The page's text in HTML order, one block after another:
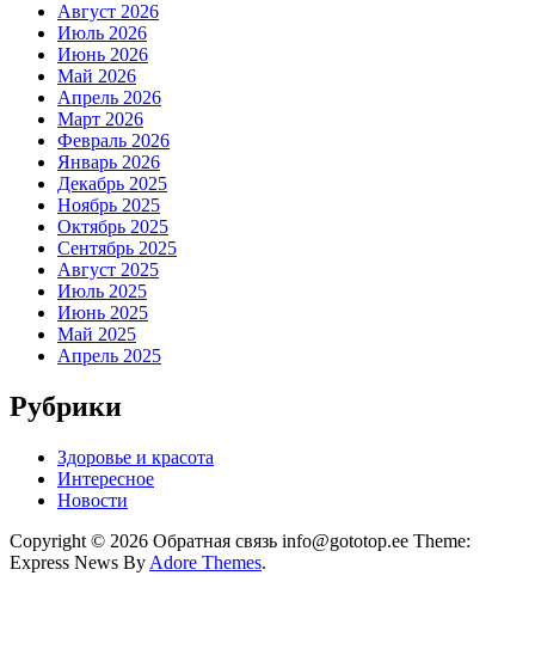
Август 2026
Июль 2026
Июнь 2026
Май 2026
Апрель 2026
Март 2026
Февраль 2026
Январь 2026
Декабрь 2025
Ноябрь 2025
Октябрь 2025
Сентябрь 2025
Август 2025
Июль 2025
Июнь 2025
Май 2025
Апрель 2025
Рубрики
Здоровье и красота
Интересное
Новости
Copyright © 2026 Обратная связь info@gototop.ee Theme:
Express News By Adore Themes.